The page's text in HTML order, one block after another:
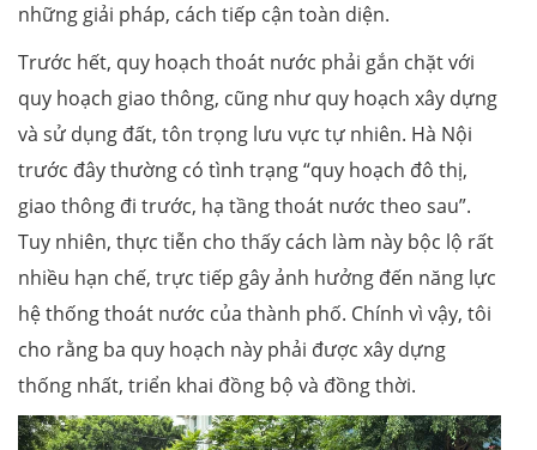
những giải pháp, cách tiếp cận toàn diện.
Trước hết, quy hoạch thoát nước phải gắn chặt với
quy hoạch giao thông, cũng như quy hoạch xây dựng
và sử dụng đất, tôn trọng lưu vực tự nhiên. Hà Nội
trước đây thường có tình trạng “quy hoạch đô thị,
giao thông đi trước, hạ tầng thoát nước theo sau”.
Tuy nhiên, thực tiễn cho thấy cách làm này bộc lộ rất
nhiều hạn chế, trực tiếp gây ảnh hưởng đến năng lực
hệ thống thoát nước của thành phố. Chính vì vậy, tôi
cho rằng ba quy hoạch này phải được xây dựng
thống nhất, triển khai đồng bộ và đồng thời.